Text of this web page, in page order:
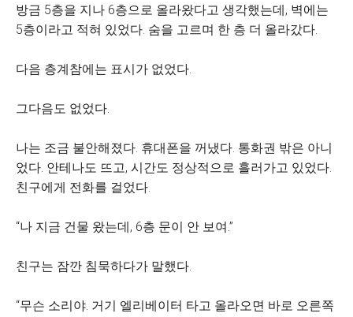
방금 5층을 지나 6층으로 올라왔다고 생각했는데, 벽에는
5층이라고 적혀 있었다. 숨을 고르며 한 층 더 올라갔다.
다음 층계참에는 표시가 없었다.
그다음도 없었다.
나는 조금 불안해졌다. 휴대폰을 꺼냈다. 통화권 밖은 아니
었다. 안테나도 뜨고, 시간도 정상적으로 흘러가고 있었다.
친구에게 전화를 걸었다.
“나 지금 건물 왔는데, 6층 문이 안 보여.”
친구는 잠깐 침묵하다가 말했다.
“무슨 소리야. 거기 엘리베이터 타고 올라오면 바로 오른쪽